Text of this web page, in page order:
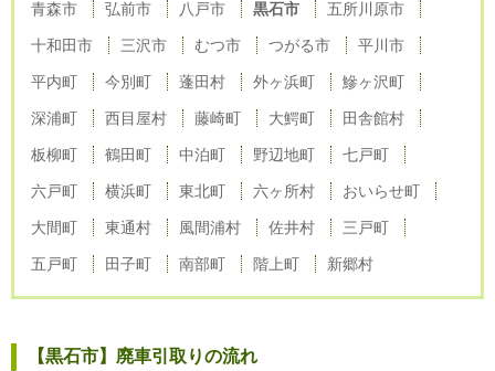
青森市 弘前市 八戸市 黒石市 五所川原市
十和田市 三沢市 むつ市 つがる市 平川市
平内町 今別町 蓬田村 外ヶ浜町 鰺ヶ沢町
深浦町 西目屋村 藤崎町 大鰐町 田舎館村
板柳町 鶴田町 中泊町 野辺地町 七戸町
六戸町 横浜町 東北町 六ヶ所村 おいらせ町
大間町 東通村 風間浦村 佐井村 三戸町
五戸町 田子町 南部町 階上町 新郷村
【黒石市】廃車引取りの流れ